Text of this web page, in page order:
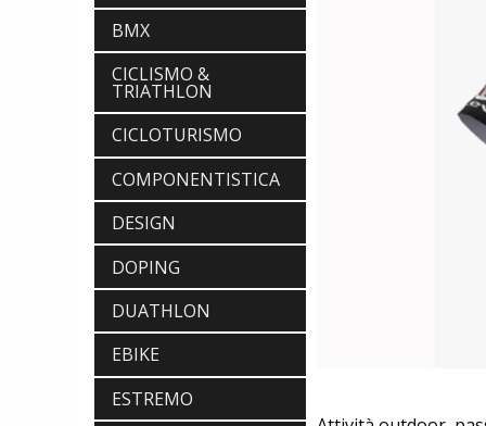
BMX
CICLISMO &
TRIATHLON
CICLOTURISMO
COMPONENTISTICA
DESIGN
DOPING
DUATHLON
EBIKE
ESTREMO